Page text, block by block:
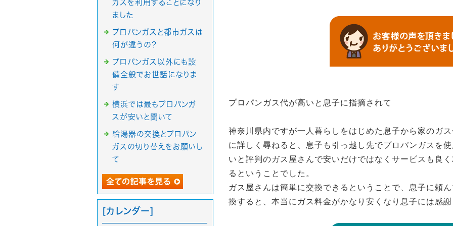
プロパンガス代が高いと息子に指摘されて
神奈川県内ですが一人暮らしをはじめた息子から家のガ
に詳しく尋ねると、息子も引っ越し先でプロパンガスを
いと評判のガス屋さんで安いだけではなくサービスも良
るということでした。
ガス屋さんは簡単に交換できるということで、息子に頼
換すると、本当にガス料金がかなり安くなり息子には感
ガスを利用することになり
ました
プロパンガスと都市ガスは
何が違うの？
プロパンガス以外にも設
備全般でお世話になりま
す
横浜では最もプロパンガ
スが安いと聞いて
給湯器の交換とプロパン
ガスの切り替えをお願いし
て
[カレンダー]